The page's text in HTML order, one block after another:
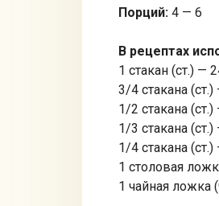
Порций: 4 — 6
В рецептах
1 стакан (ст.) —
3/4 стакана
1/2 стакана
1/3 стакана
1/4 стакана
1 столовая
1 чайная ложка